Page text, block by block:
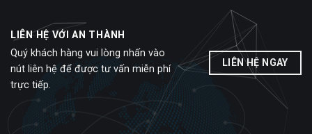
LIÊN HỆ VỚI AN THÀNH
Quý khách hàng vui lòng nhấn vào
nút liên hệ để được tư vấn miễn phí
trực tiếp.
LIÊN HỆ NGAY